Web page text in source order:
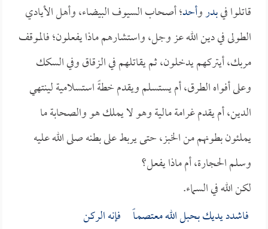
قاتلوا فيبدروأحد؛ أصحاب السيوف البيضاء، وأهل الأيادي
الطولى في دين الله عز وجل، واستشارهم ماذا يفعلون؛ فالموقف
مربك، أيتركهم يدخلون، ثم يقاتلهم في الزقاق وفي السكك
وعلى أفواه الطرق، أم يستسلم ويقدم خطةً استسلامية لينتهي
الدين، أم يقدم غرامة مالية وهو لا يملك هو والصحابة ما
يملئون بطونهم من الخبز، حتى يربط على بطنه صلى الله عليه
وسلم الحجارة، أم ماذا يفعل؟
لكن الله في السماء.
فاشدد يديك بحبل الله معتصمـاً فإنه الركن